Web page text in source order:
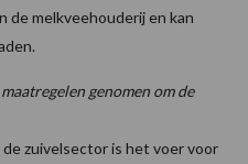
melkveehouderij en kan
genomen om de
zuivelsector is het voer voor